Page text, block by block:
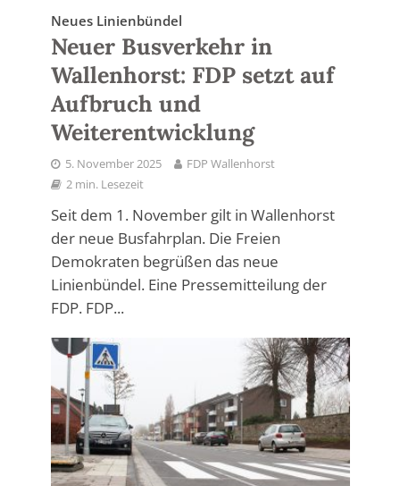
Neues Linienbündel
Neuer Busverkehr in
Wallenhorst: FDP setzt auf
Aufbruch und
Weiterentwicklung
5. November 2025
FDP Wallenhorst
2 min. Lesezeit
Seit dem 1. November gilt in Wallenhorst
der neue Busfahrplan. Die Freien
Demokraten begrüßen das neue
Linienbündel. Eine Pressemitteilung der
FDP. FDP...